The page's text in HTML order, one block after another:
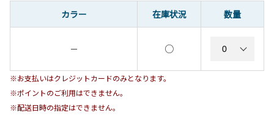
カラー
在庫状況 数量
－ ○
※お支払いはクレジットカードのみとなります。
※ポイントのご利用はできません。
※配送日時の指定はできません。